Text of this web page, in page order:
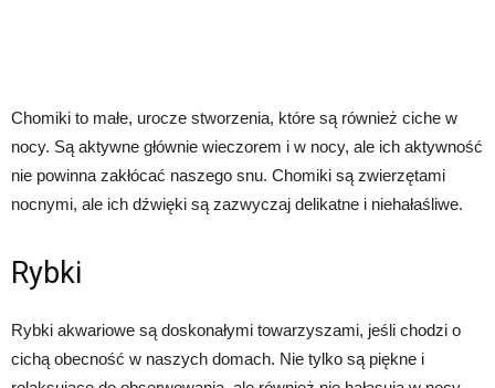
Chomiki to małe, urocze stworzenia, które są również ciche w
nocy. Są aktywne głównie wieczorem i w nocy, ale ich aktywność
nie powinna zakłócać naszego snu. Chomiki są zwierzętami
nocnymi, ale ich dźwięki są zazwyczaj delikatne i niehałaśliwe.
Rybki
Rybki akwariowe są doskonałymi towarzyszami, jeśli chodzi o
cichą obecność w naszych domach. Nie tylko są piękne i